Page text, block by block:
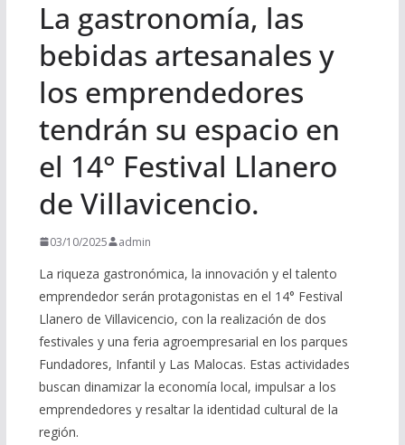
La gastronomía, las
bebidas artesanales y
los emprendedores
tendrán su espacio en
el 14° Festival Llanero
de Villavicencio.
03/10/2025 admin
La riqueza gastronómica, la innovación y el talento
emprendedor serán protagonistas en el 14° Festival
Llanero de Villavicencio, con la realización de dos
festivales y una feria agroempresarial en los parques
Fundadores, Infantil y Las Malocas. Estas actividades
buscan dinamizar la economía local, impulsar a los
emprendedores y resaltar la identidad cultural de la
región.